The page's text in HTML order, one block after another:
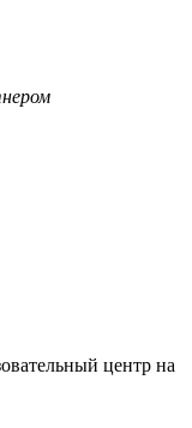
центр на